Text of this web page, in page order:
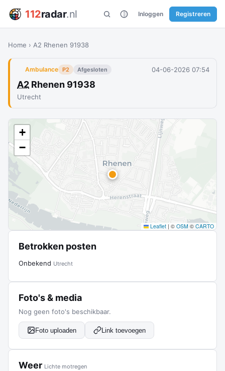
112radar.nl Inloggen Registreren
Home › A2 Rhenen 91938
Ambulance P2 Afgesloten 04-06-2026 07:54
A2 Rhenen 91938
Utrecht
+
−
Leaflet | © OSM © CARTO
Betrokken posten
Onbekend Utrecht
Foto's & media
Nog geen foto's beschikbaar.
Foto uploaden Link toevoegen
Weer Lichte motregen